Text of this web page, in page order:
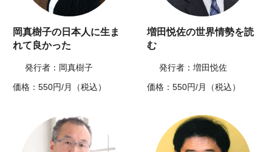
岡真樹子の日本人に生ま
れて良かった
発行者：岡真樹子
価格：550円/月（税込）
増田悦佐の世界情勢を読
む
発行者：増田悦佐
価格：550円/月（税込）